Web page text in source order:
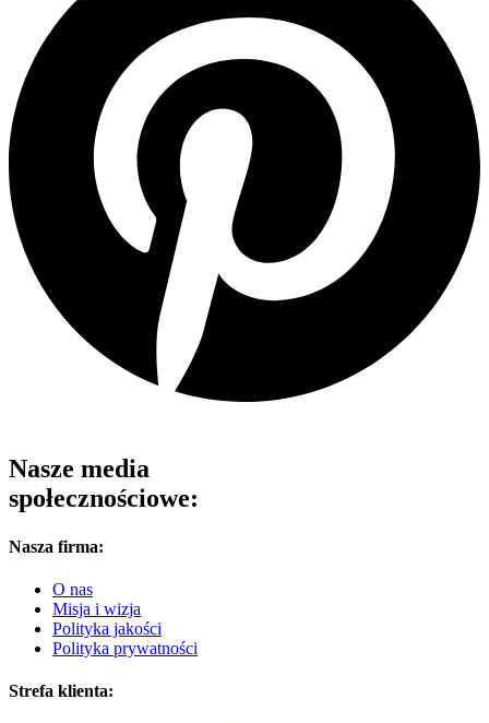
Nasze media
społecznościowe:
Nasza firma:
O nas
Misja i wizja
Polityka jakości
Polityka prywatności
Strefa klienta: